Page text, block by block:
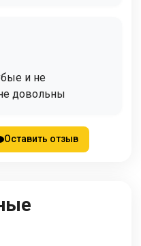
и не
довольны
Оставить отзыв